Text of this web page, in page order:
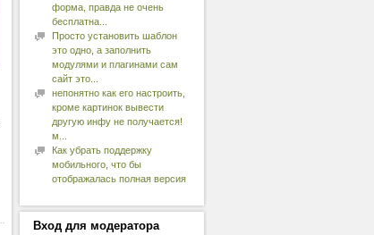
форма, правда не очень
бесплатна...
Просто установить шаблон
это одно, а заполнить
модулями и плагинами сам
сайт это...
непонятно как его настроить,
кроме картинок вывести
другую инфу не получается!
м...
Как убрать поддержку
мобильного, что бы
отображалась полная версия
Входдля модератора